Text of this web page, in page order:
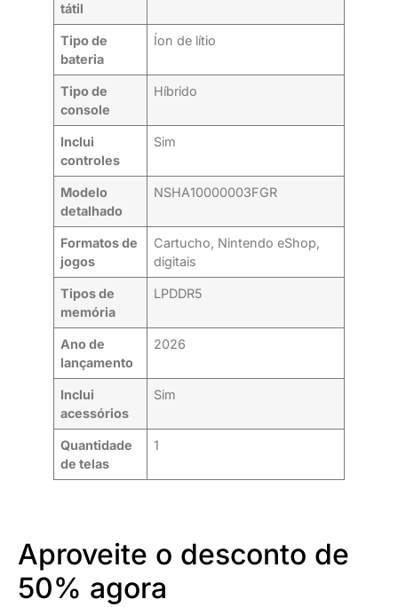
tátil
Tipo de
bateria
Íon de lítio
Tipo de
console
Híbrido
Inclui
controles
Sim
Modelo
detalhado
NSHA10000003FGR
Formatos de
jogos
Cartucho, Nintendo eShop,
digitais
Tipos de
memória
LPDDR5
Ano de
lançamento
2026
Inclui
acessórios
Sim
Quantidade
de telas
1
Aproveite o desconto de
50% agora